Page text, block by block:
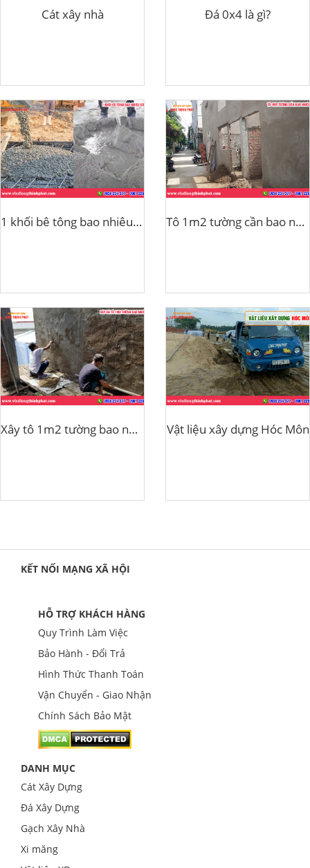
Cát xây nhà Đá 0x4 là gì?
1 khối bê tông bao nhiêu cát đá Tô 1m2 tường cần bao nhiêu cát?
Xây tô 1m2 tường bao nhiêu cát? Vật liệu xây dựng Hóc Môn
KẾT NỐI MẠNG XÃ HỘI
HỖ TRỢ KHÁCH HÀNG
Quy Trình Làm Việc
Bảo Hành - Đổi Trả
Hình Thức Thanh Toán
Vận Chuyển - Giao Nhận
Chính Sách Bảo Mật
DANH MỤC
Cát Xây Dựng
Đá Xây Dựng
Gạch Xây Nhà
Xi măng